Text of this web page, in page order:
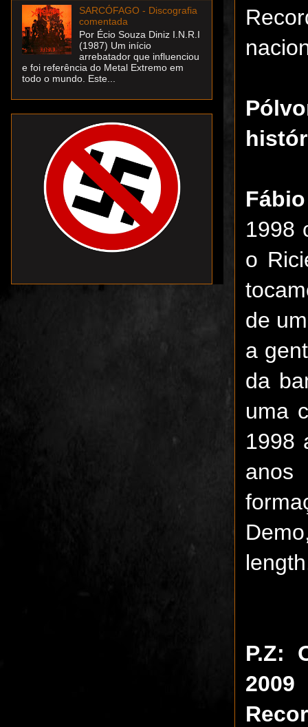
1998
o
de
a
da
uma
1998
anos
P.Z:
SARCÓFAGO - Discografia
comentada
Por Écio Souza Diniz I.N.R.I
(1987) Um início
arrebatador que influenciou
e foi referência do Metal Extremo em
todo o mundo. Este...